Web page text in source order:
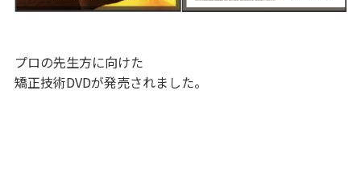
プロの先生方に向けた
矯正技術DVDが発売されました。